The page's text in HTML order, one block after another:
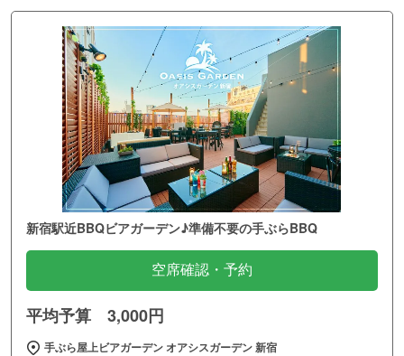
新宿駅近BBQビアガーデン♪準備不要の手ぶらBBQ
空席確認・予約
平均予算 3,000円
手ぶら屋上ビアガーデン オアシスガーデン 新宿